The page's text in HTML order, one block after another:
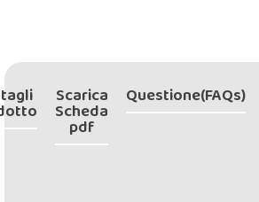
Scarica
Scheda
pdf
Questione(FAQs)